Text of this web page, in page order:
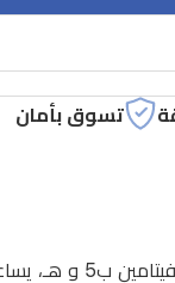
تسوق بأمان
على توهج صحي المظهر.